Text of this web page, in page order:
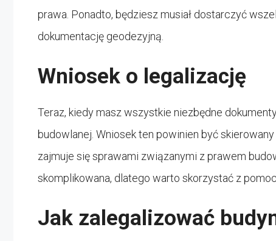
prawa. Ponadto, będziesz musiał dostarczyć
dokumentację geodezyjną.
Wniosek o legalizację
Teraz, kiedy masz wszystkie niezbędne
budowlanej. Wniosek ten powinien być
zajmuje się sprawami związanymi z prawem
skomplikowana, dlatego warto skorzystać z
Jak zalegalizować